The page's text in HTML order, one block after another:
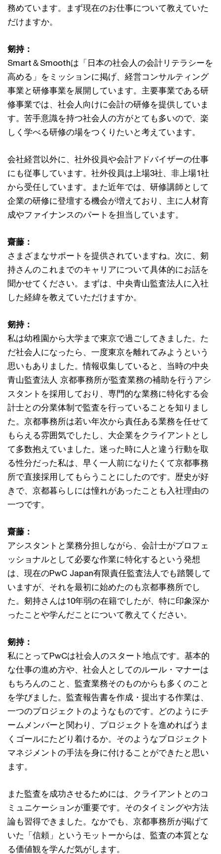
務めています。まず現在のお仕事について教えていた
だけますか。
剱持：
Smart＆Smoothは「日本の社会人の会計リテラシーを
高める」をミッションに掲げ、経営コンサルティング
事業と研修事業を展開しています。主要事業である研
修事業では、社会人向けに会計の研修を提供していま
す。苦手意識を持つ社会人の方がとても多いので、楽
しく学べる研修の場をつくりたいと考えています。
会社経営以外に、社外役員や会計アドバイザーの仕事
にも従事しています。社外役員は上場3社、非上場1社
から受任しています。また近年では、研修講師として
企業の研修に登壇する機会が増えており、主に人材育
成やファイナンスのパートを担当しています。
齋藤：
さまざまなサポートを提供されていますね。次に、剱
持さんのこれまでのキャリアについて具体的にお話を
聞かせてください。まずは、中央青山監査法人に入社
した経緯を教えていただけますか。
剱持：
私は幼稚園から大学まで東京で過ごしてきました。た
だ社会人になったら、一度東京を離れてみようという
思いもありました。情報収集していると、当時の中央
青山監査法人 京都事務所が監査業務の補助を行うアシ
スタントを採用しており、専門的な業務に特化する会
計士との分業体制で監査を行っていることを知りまし
た。京都事務所は若い年次から責任ある業務を任せて
もらえる雰囲気でしたし、大企業をクライアントとし
て多数抱えていました。迷った時に人と違う行動を取
る性分だった私は、早く一人前になりたくて京都事務
所で直接採用してもらうことにしたのです。歴史が好
きで、京都暮らしには憧れがあったことも入社理由の
一つです。
齋藤：
アシスタントと業務分担しながら、会計士がプロフェ
ッショナルとして必要な作業に特化するという発想
は、現在のPwC Japan有限責任監査法人でも踏襲して
いますが、それを最初に始めたのも京都事務所でし
た。剱持さんは10年弱の在籍でしたが、特に印象深か
ったことや学んだことについて教えてください。
剱持：
私にとってPwCは社会人のスタート地点です。基本的
な仕事の進め方や、社会人としてのルール・マナーは
もちろんのこと、監査業務そのものからも多くのこと
を学びました。監査報告書を作成・提出する作業は、
一つのプロジェクトのようなものです。どのようにチ
ームメンバーと関わり、プロジェクトを進めればうま
くゴールにたどり着けるか。そのようなプロジェクト
マネジメントの手法を身に付けることができたと思い
ます。
また監査を成功させるためには、クライアントとのコ
ミュニケーションが重要です。そのタイミングや方法
論も習得できました。なかでも、京都事務所が掲げて
いた「信頼」というモットーからは、監査の本質とな
る価値観を学んだ気がします。